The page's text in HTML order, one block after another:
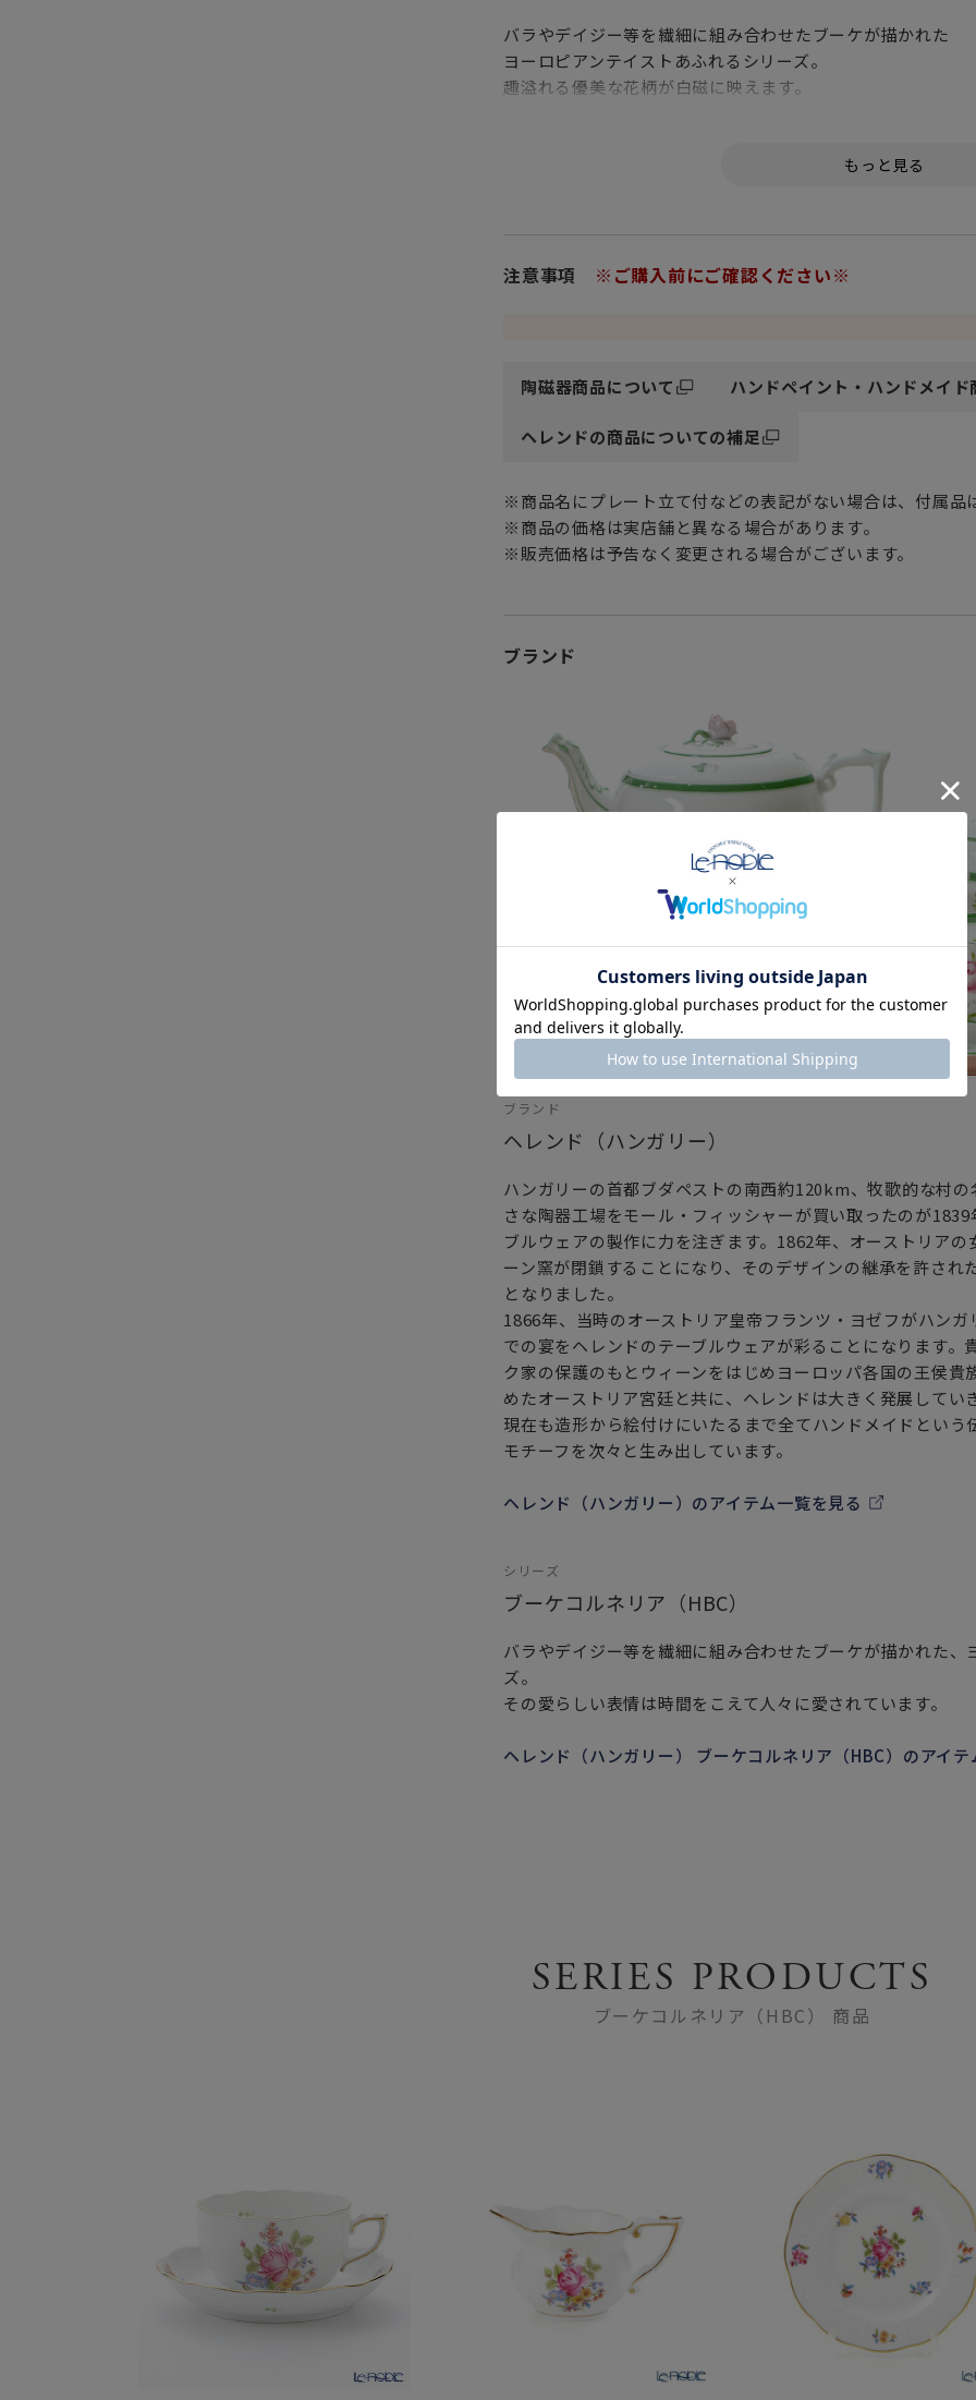
バラやデイジー等を繊細に組み合わせたブーケが描かれた
ヨーロピアンテイストあふれるシリーズ。
趣溢れる優美な花柄が白磁に映えます。
そして今もなお絶大な人気を誇る花柄モチーフ。
見た人全てを虜にするとても高貴で可愛らしさにあふれたデ
食卓に彩りを添えてくれます。
世代を超えて末永く愛用できる逸品です。
卓越した技術と美しさを誇り、落ち着きとエレガントな魅力を
女性・男性にかかわらず、日頃お世話になっている方、大切な
特別な記念日に心を込めた上品な贈り物、お祝いのギフトや
注意事項 ※ご購入前にご確認ください※
陶磁器商品について ハンドペイント・ハンドメイド
ヘレンドの商品についての補足
※商品名にプレート立て付などの表記がない場合は、付属品
※商品の価格は実店舗と異なる場合があります。
※販売価格は予告なく変更される場合がございます。
ブランド
ブランド
ヘレンド（ハンガリー）
ハンガリーの首都ブダペストの南西約120km、牧歌的な村
さな陶器工場をモール・フィッシャーが買い取ったのが
ブルウェアの製作に力を注ぎます。1862年、オーストリア
ーン窯が閉鎖することになり、そのデザインの継承を許され
となりました。
1866年、当時のオーストリア皇帝フランツ・ヨゼフがハン
での宴をヘレンドのテーブルウェアが彩ることになります。
ク家の保護のもとウィーンをはじめヨーロッパ各国の王侯
めたオーストリア宮廷と共に、ヘレンドは大きく発展してい
現在も造形から絵付けにいたるまで全てハンドメイドという
モチーフを次々と生み出しています。
ヘレンド（ハンガリー）のアイテム一覧を見る
シリーズ
ブーケコルネリア（HBC）
バラやデイジー等を繊細に組み合わせたブーケが描かれた、
ズ。
その愛らしい表情は時間をこえて人々に愛されています。
ヘレンド（ハンガリー） ブーケコルネリア（HBC）のアイテ
SERIES PRODUCTS
ブーケコルネリア（HBC） 商品